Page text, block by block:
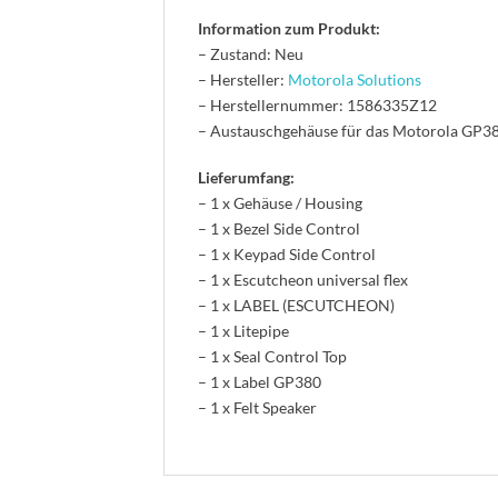
Information zum Produkt:
– Zustand: Neu
– Hersteller: Motorola Solutions
– Herstellernummer: 1586335Z12
– Austauschgehäuse für das Motorola
Lieferumfang:
– 1 x Gehäuse / Housing
– 1 x Bezel Side Control
– 1 x Keypad Side Control
– 1 x Escutcheon universal flex
– 1 x LABEL (ESCUTCHEON)
– 1 x Litepipe
– 1 x Seal Control Top
– 1 x Label GP380
– 1 x Felt Speaker